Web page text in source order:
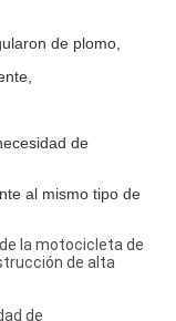
de plomo,
de
al mismo tipo de
la motocicleta de
de alta
de